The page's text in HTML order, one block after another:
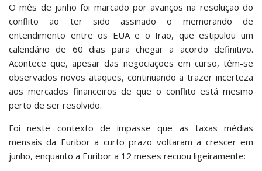
O mês de junho foi marcado por avanços na resolução do
conflito ao ter sido assinado o memorando de
entendimento entre os EUA e o Irão, que estipulou um
calendário de 60 dias para chegar a acordo definitivo.
Acontece que, apesar das negociações em curso, têm-se
observados novos ataques, continuando a trazer incerteza
aos mercados financeiros de que o conflito está mesmo
perto de ser resolvido.
Foi neste contexto de impasse que as taxas médias
mensais da Euribor a curto prazo voltaram a crescer em
junho, enquanto a Euribor a 12 meses recuou ligeiramente: